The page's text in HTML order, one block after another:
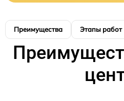
Преимущества Этапы работ